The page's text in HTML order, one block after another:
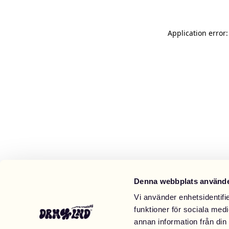
Denna webbplats
Vi använder
funktioner för sociala
annan information från
Application